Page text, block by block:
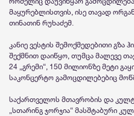
მაყურებლისთვის, ისე თავად
თინათინ რუხაძემ.
კანიე ვესტის შემოქმედებითი გზა
შექმნით დაიწყო, თუმცა მალევე
24 „გრემი“, 150 მილიონზე მეტი
საკონცერტო გამოცდილებებიც
საქართველოს მთავრობის და
„სთარინგ ჯორჯია“ მასშტაბური